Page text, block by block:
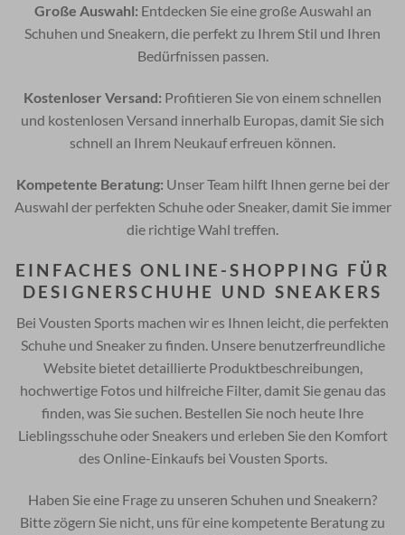
Große Auswahl: Entdecken Sie eine große Auswahl an
Schuhen und Sneakern, die perfekt zu Ihrem Stil und Ihren
Bedürfnissen passen.
Kostenloser Versand: Profitieren Sie von einem schnellen
und kostenlosen Versand innerhalb Europas, damit Sie sich
schnell an Ihrem Neukauf erfreuen können.
Kompetente Beratung: Unser Team hilft Ihnen gerne bei der
Auswahl der perfekten Schuhe oder Sneaker, damit Sie immer
die richtige Wahl treffen.
EINFACHES ONLINE-SHOPPING FÜR
DESIGNERSCHUHE UND SNEAKERS
Bei Vousten Sports machen wir es Ihnen leicht, die perfekten
Schuhe und Sneaker zu finden. Unsere benutzerfreundliche
Website bietet detaillierte Produktbeschreibungen,
hochwertige Fotos und hilfreiche Filter, damit Sie genau das
finden, was Sie suchen. Bestellen Sie noch heute Ihre
Lieblingsschuhe oder Sneakers und erleben Sie den Komfort
des Online-Einkaufs bei Vousten Sports.
Haben Sie eine Frage zu unseren Schuhen und Sneakern?
Bitte zögern Sie nicht, uns für eine kompetente Beratung zu